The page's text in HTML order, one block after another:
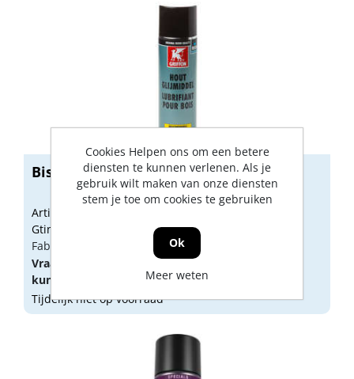
Bison houtglijmiddel 500ml
Artikelnummer: 1501141
Gtin: 8710439056937
Fabrikant artikel nummer: 1233700
Vraag een
aan oflog in
kunnen zien.
Tijdelijk niet op voorraad
Cookies Helpen ons om een betere
diensten te kunnen verlenen. Als je
gebruik wilt maken van onze diensten
stem je toe om cookies te gebruiken
Ok
Meer weten